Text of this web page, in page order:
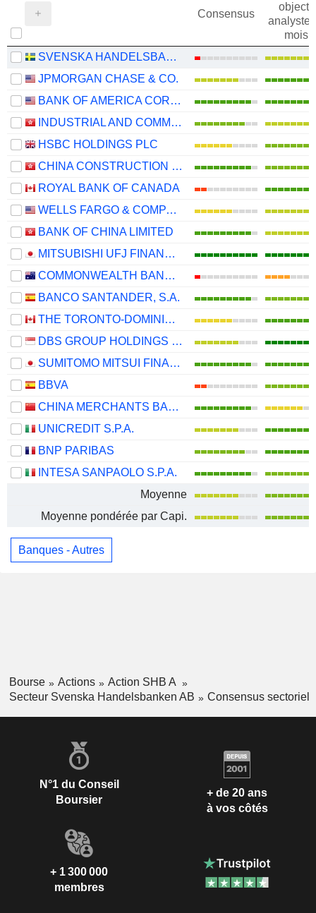
Consensus
objectif
mois
SVENSKA HANDELSBANKEN AB
JPMORGAN CHASE & CO.
BANK OF AMERICA CORPORATION
INDUSTRIAL AND COMMERCIAL BANK OF CHINA LIMITED
HSBC HOLDINGS PLC
CHINA CONSTRUCTION BANK CORPORATION
ROYAL BANK OF CANADA
WELLS FARGO & COMPANY
BANK OF CHINA LIMITED
MITSUBISHI UFJ FINANCIAL GROUP, INC.
COMMONWEALTH BANK OF AUSTRALIA
BANCO SANTANDER, S.A.
THE TORONTO-DOMINION BANK
DBS GROUP HOLDINGS LTD
SUMITOMO MITSUI FINANCIAL GROUP, INC.
BBVA
CHINA MERCHANTS BANK CO., LTD.
UNICREDIT S.P.A.
BNP PARIBAS
INTESA SANPAOLO S.P.A.
Moyenne
Moyenne pondérée par Capi.
Banques - Autres
Bourse Actions
Action SHB A
Secteur Svenska Handelsbanken AB
Consensus sectoriel
N°1 du Conseil
Boursier
+ de 20 ans
à vos côtés
+ 1 300 000
membres